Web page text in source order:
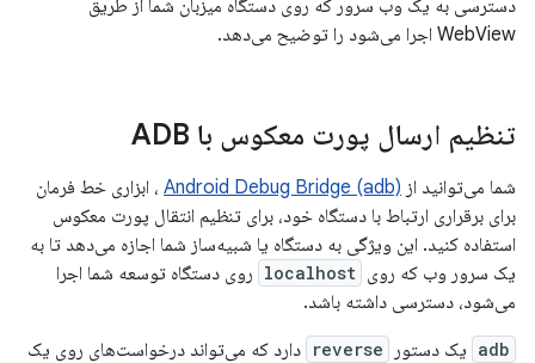
دسترسی به یک وب سرور که روی دستگاه میزبان شما از طریق
WebView اجرا می‌شود را توضیح می‌دهد.
تنظیم ارسال پورت معکوس با ADB
شما می‌توانید از Android Debug Bridge (adb) ، ابزاری خط فرمان
برای برقراری ارتباط با دستگاه خود، برای تنظیم انتقال پورت معکوس
استفاده کنید. این ویژگی به دستگاه یا شبیه‌ساز شما اجازه می‌دهد تا به
یک سرور وب که روی localhost روی دستگاه توسعه شما اجرا
می‌شود، دسترسی داشته باشد.
adb یک دستور reverse دارد که می‌تواند درخواست‌های روی یک